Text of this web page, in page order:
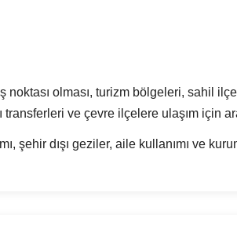
noktası olması, turizm bölgeleri, sahil
ve çevre ilçelere ulaşım için
şehir dışı geziler, aile kullanımı ve